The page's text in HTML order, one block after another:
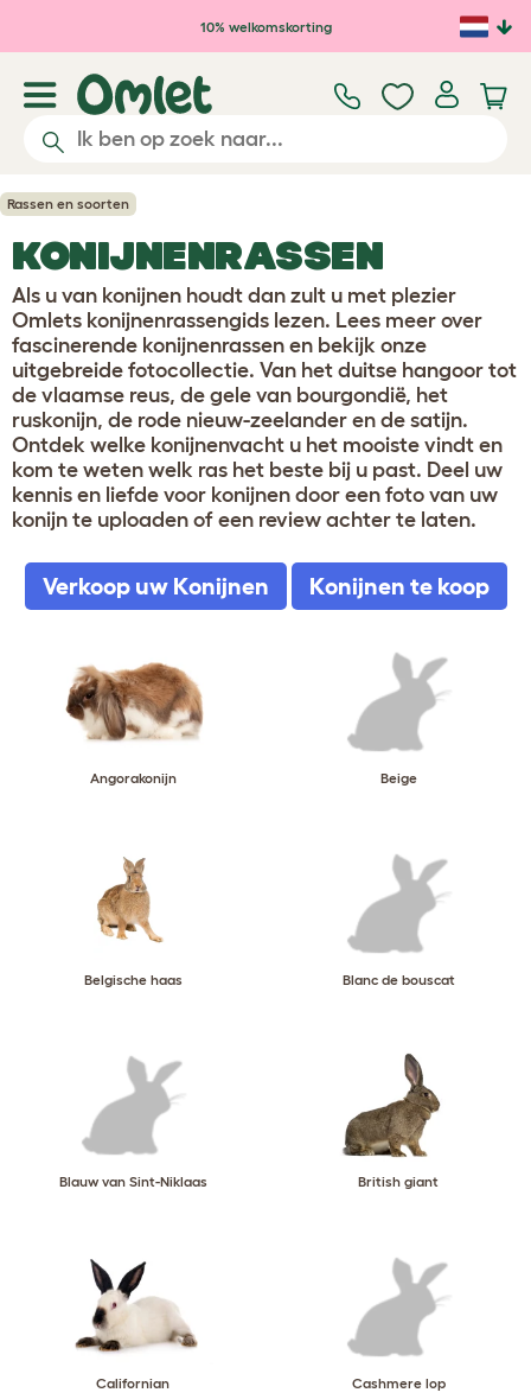
Ga naar de hoofdinhoud
10% welkomskorting
Rassen en soorten
KONIJNENRASSEN
Als u van konijnen houdt dan zult u met plezier
Omlets konijnenrassengids lezen. Lees meer over
fascinerende konijnenrassen en bekijk onze
uitgebreide fotocollectie. Van het duitse hangoor tot
de vlaamse reus, de gele van bourgondië, het
ruskonijn, de rode nieuw-zeelander en de satijn.
Ontdek welke konijnenvacht u het mooiste vindt en
kom te weten welk ras het beste bij u past. Deel uw
kennis en liefde voor konijnen door een foto van uw
konijn te uploaden of een review achter te laten.
Verkoop uw Konijnen Konijnen te koop
Angorakonijn Beige
Belgische haas Blanc de bouscat
Blauw van Sint-Niklaas British giant
Californian Cashmere lop